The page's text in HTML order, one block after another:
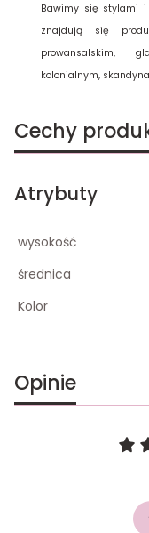
Bawimy się stylami i
znajdują się
prowansalskim,
kolonialnym,
Cechy
Atrybuty
wysokość
średnica
Kolor
Opinie